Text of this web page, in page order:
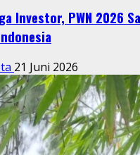
Investor, PWN 2026
21 Juni 2026